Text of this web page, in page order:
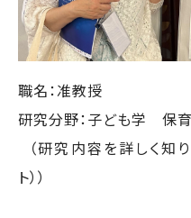
職名：准教授
研究分野：子ども学 保
（研究内容を詳しく知
ト））